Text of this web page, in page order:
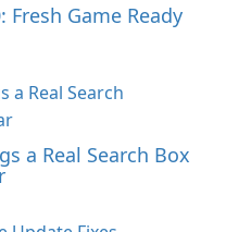
Game Ready
a Real Search Box